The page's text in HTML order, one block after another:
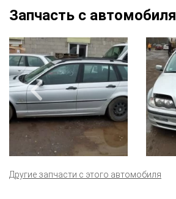
Запчасть с автомобиля
Другие запчасти с этого автомобиля